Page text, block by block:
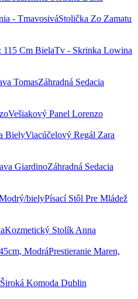
Stolička Zo Zamatu
Tv - Skrinka Lowina
Záhradná Sedacia
Vešiakový Panel Lorenzo
Viacúčelový Regál Zara
Záhradná Sedacia
Písací Stôl Pre Mládež
Kozmetický Stolík Anna
Prestieranie Maren,
Široká Komoda Dublin